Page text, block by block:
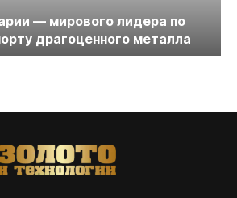
— мирового лидера по
драгоценного металла